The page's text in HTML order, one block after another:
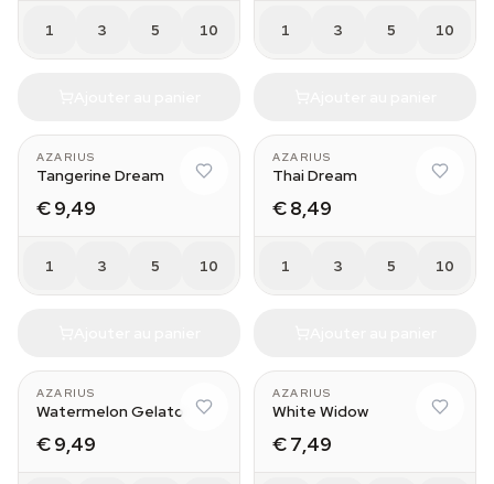
1 3 5 10 1 3 5 10
AZARIUS
Tangerine Dream
€ 9,49
1 3 5 10
AZARIUS
Thai Dream
€ 8,49
1 3 5 10
AZARIUS
Watermelon Gelato
€ 9,49
AZARIUS
White Widow
€ 7,49